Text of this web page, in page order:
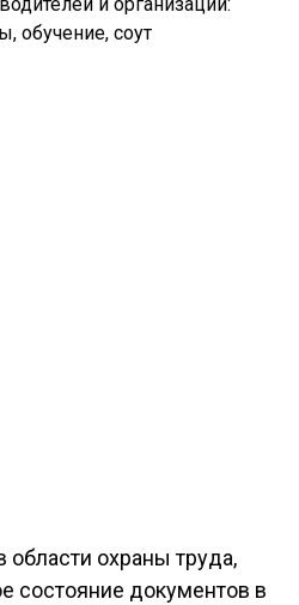
обучение, соут
области охраны труда,
состояние документов в